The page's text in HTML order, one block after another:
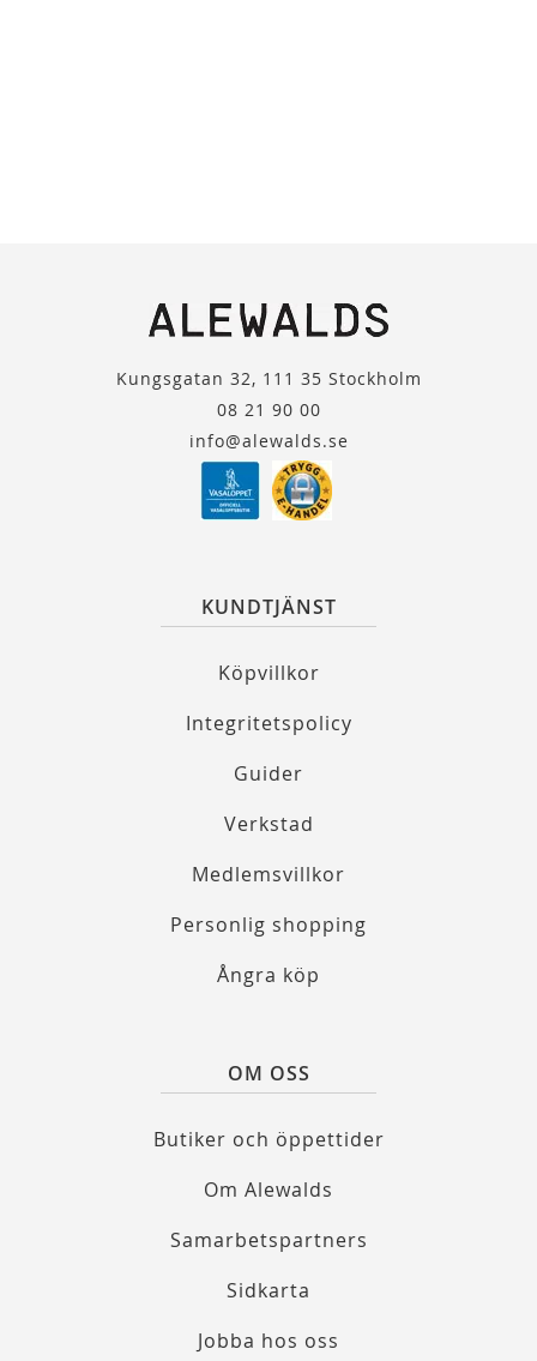
Kungsgatan 32, 111 35 Stockholm
08 21 90 00
info@alewalds.se
KUNDTJÄNST
Köpvillkor
Integritetspolicy
Guider
Verkstad
Medlemsvillkor
Personlig shopping
Ångra köp
OM OSS
Butiker och öppettider
Om Alewalds
Samarbetspartners
Sidkarta
Jobba hos oss